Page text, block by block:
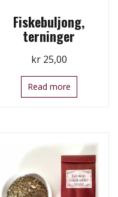
Fiskebuljong,
terninger
kr25,00
Read more